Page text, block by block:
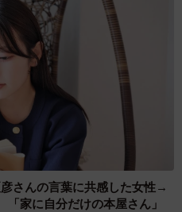
7/8
さんの言葉に共感した女性→
家に自分だけの本屋さん」